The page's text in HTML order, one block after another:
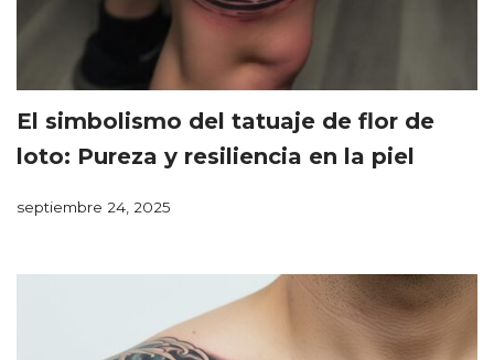
El simbolismo del tatuaje de flor de
loto: Pureza y resiliencia en la piel
septiembre 24, 2025